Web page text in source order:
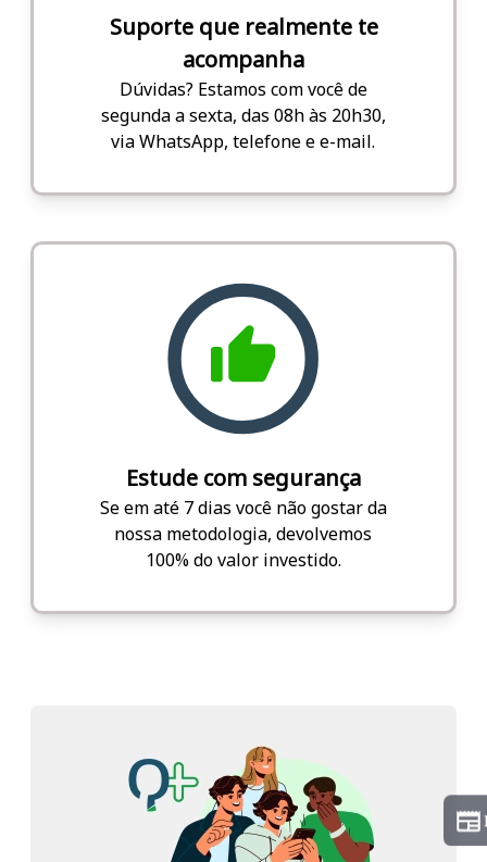
Suporte que realmente te
acompanha
Dúvidas? Estamos com você de
segunda a sexta, das 08h às 20h30,
via WhatsApp, telefone e e-mail.
Estude com segurança
Se em até 7 dias você não gostar da
nossa metodologia, devolvemos
100% do valor investido.